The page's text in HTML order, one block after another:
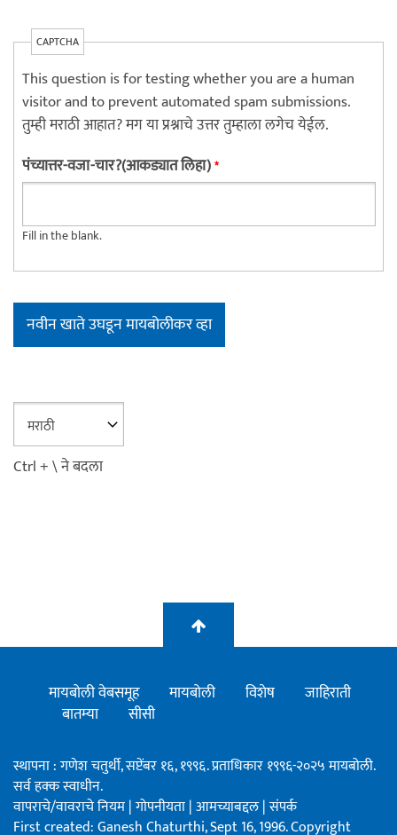
CAPTCHA
This question is for testing whether you are a human
visitor and to prevent automated spam submissions.
तुम्ही मराठी आहात? मग या प्रश्नाचे उत्तर तुम्हाला लगेच येईल.
पंच्यात्तर-वजा-चार?(आकड्यात लिहा)*
Fill in the blank.
Ctrl + \ ने बदला
मायबोली वेबसमूह मायबोली विशेष
जाहिराती
बातम्या
सीसी
स्थापना : गणेश चतुर्थी, सप्टेंबर १६, १९९६. प्रताधिकार १९९६-२०२५ मायबोली.
सर्व हक्क स्वाधीन.
वापराचे/वावराचे नियम|गोपनीयता|आमच्याबद्दल|संपर्क
First created: Ganesh Chaturthi, Sept 16, 1996. Copyright